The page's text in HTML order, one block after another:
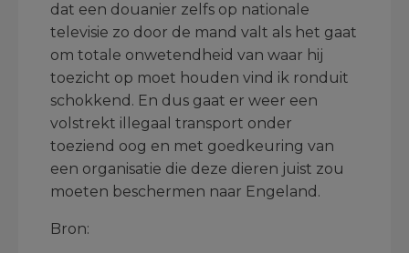
dat een douanier zelfs op nationale
televisie zo door de mand valt als het gaat
om totale onwetendheid van waar hij
toezicht op moet houden vind ik ronduit
schokkend. En dus gaat er weer een
volstrekt illegaal transport onder
toeziend oog en met goedkeuring van
een organisatie die deze dieren juist zou
moeten beschermen naar Engeland.
Bron: